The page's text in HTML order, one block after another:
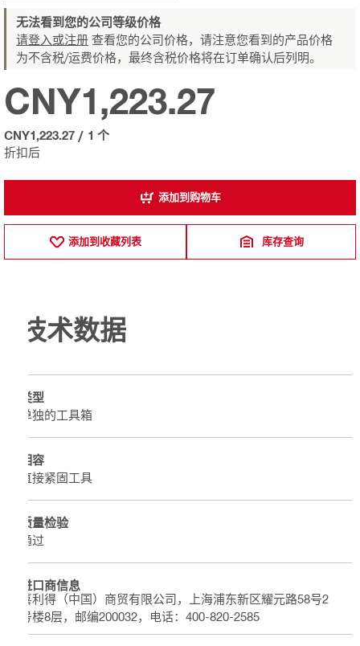
无法看到您的公司等级价格
请登入或注册 查看您的公司价格，请注意您看到的产品价格
为不含税/运费价格，最终含税价格将在订单确认后列明。
折扣后
CNY1,223.27
CNY1,223.27 / 1 个
添加到购物车
添加到收藏列表 库存查询
技术数据
类型
单独的工具箱
相容
直接紧固工具
质量检验
通过
进口商信息
喜利得（中国）商贸有限公司，上海浦东新区耀元路58号2
号楼8层，邮编200032，电话：400-820-2585